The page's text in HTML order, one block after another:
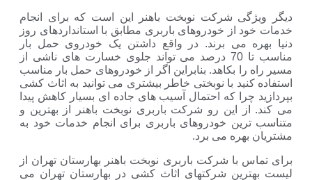
شرکت نوبخت باهنر این است که برای انجام
از خودروهای باربری مطابق با استانداردهای روز
می برند. در واقع داشتن یک خودروی حمل بار
مناسب تا 70 درصد می تواند جلوی خسارت های ناشی از
بکاهد. بنابراین اگر از خودروهای حمل بار مناسب
با نوبختی خاطر بیشتری می توانید به اثاث کشی
چرا که احتمال آسیب های جاده ای بسیار کاهش پیدا
این رو شرکت باربری نوبخت باهنر از بهترین و
خودروهای باربری برای انجام خدمات خود به
می برد.
با شرکت باربری نوبخت باهنر بهارستان تهران از
شرکتهای اثاث کشی در بهارستان تهران می